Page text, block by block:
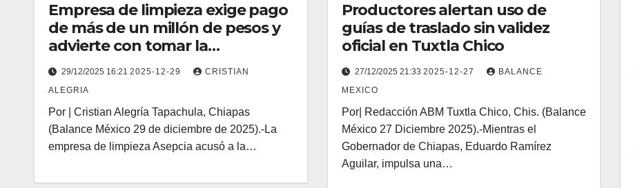
Empresa de limpieza exige pago
de más de un millón de pesos y
advierte con tomar la
Politécnica al reiniciar clases en
Tapachula
29/12/2025 16:21 2025-12-29
CRISTIAN
ALEGRIA
Por | Cristian Alegría Tapachula, Chiapas
(Balance México 29 de diciembre de 2025).-La
empresa de limpieza Asepcia acusó a la…
Productores alertan uso de
guías de traslado sin validez
oficial en Tuxtla Chico
27/12/2025 21:33 2025-12-27
BALANCE
MEXICO
Por| Redacción ABM Tuxtla Chico, Chis. (Balance
México 27 Diciembre 2025).-Mientras el
Gobernador de Chiapas, Eduardo Ramírez
Aguilar, impulsa una…